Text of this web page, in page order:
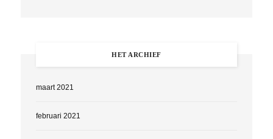
HET ARCHIEF
maart 2021
februari 2021